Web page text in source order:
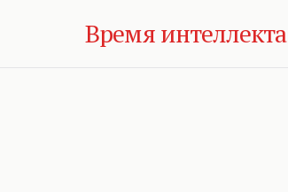
Время интеллекта